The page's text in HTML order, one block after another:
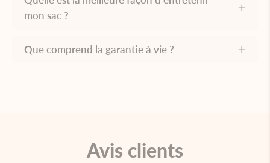
mon sac ?
Que comprend la garantie à vie ?
Avis clients